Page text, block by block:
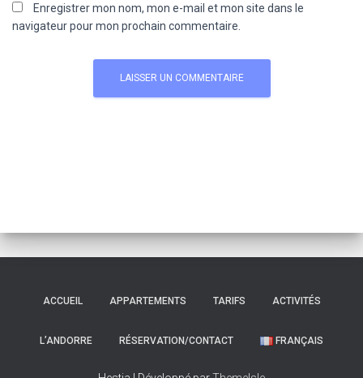
Enregistrer mon nom, mon e-mail et mon site dans le
navigateur pour mon prochain commentaire.
ACCUEIL APPARTEMENTS TARIFS ACTIVITÉS
L’ANDORRE RÉSERVATION/CONTACT FRANÇAIS